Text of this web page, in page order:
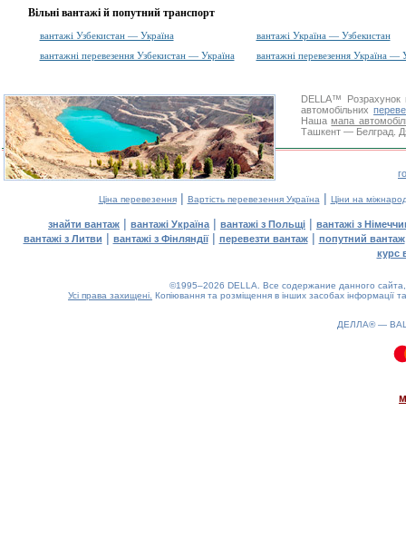
Вільні вантажі й попутний транспорт
вантажі Узбекистан — Україна
вантажі Україна — Узбекистан
вантажні перевезення Узбекистан — Україна
вантажні перевезення Україна —
DELLA™
Розрахунок
автомобільних
Нашамапа
Ташкент — Белград.
Ціна перевезення| Вартість перевезення Україна | Ціни на
знайти вантаж | вантажі Україна | вантажі з Польщі | вантажі з
вантажі з Литви | вантажі з Фінляндії| перевезти вантаж| попутний вантаж
курс
©1995–2026 DELLA. Все содержание данного
Усі права захищені. Копіювання та розміщення в інших засобах інформації
ДЕЛЛА® —